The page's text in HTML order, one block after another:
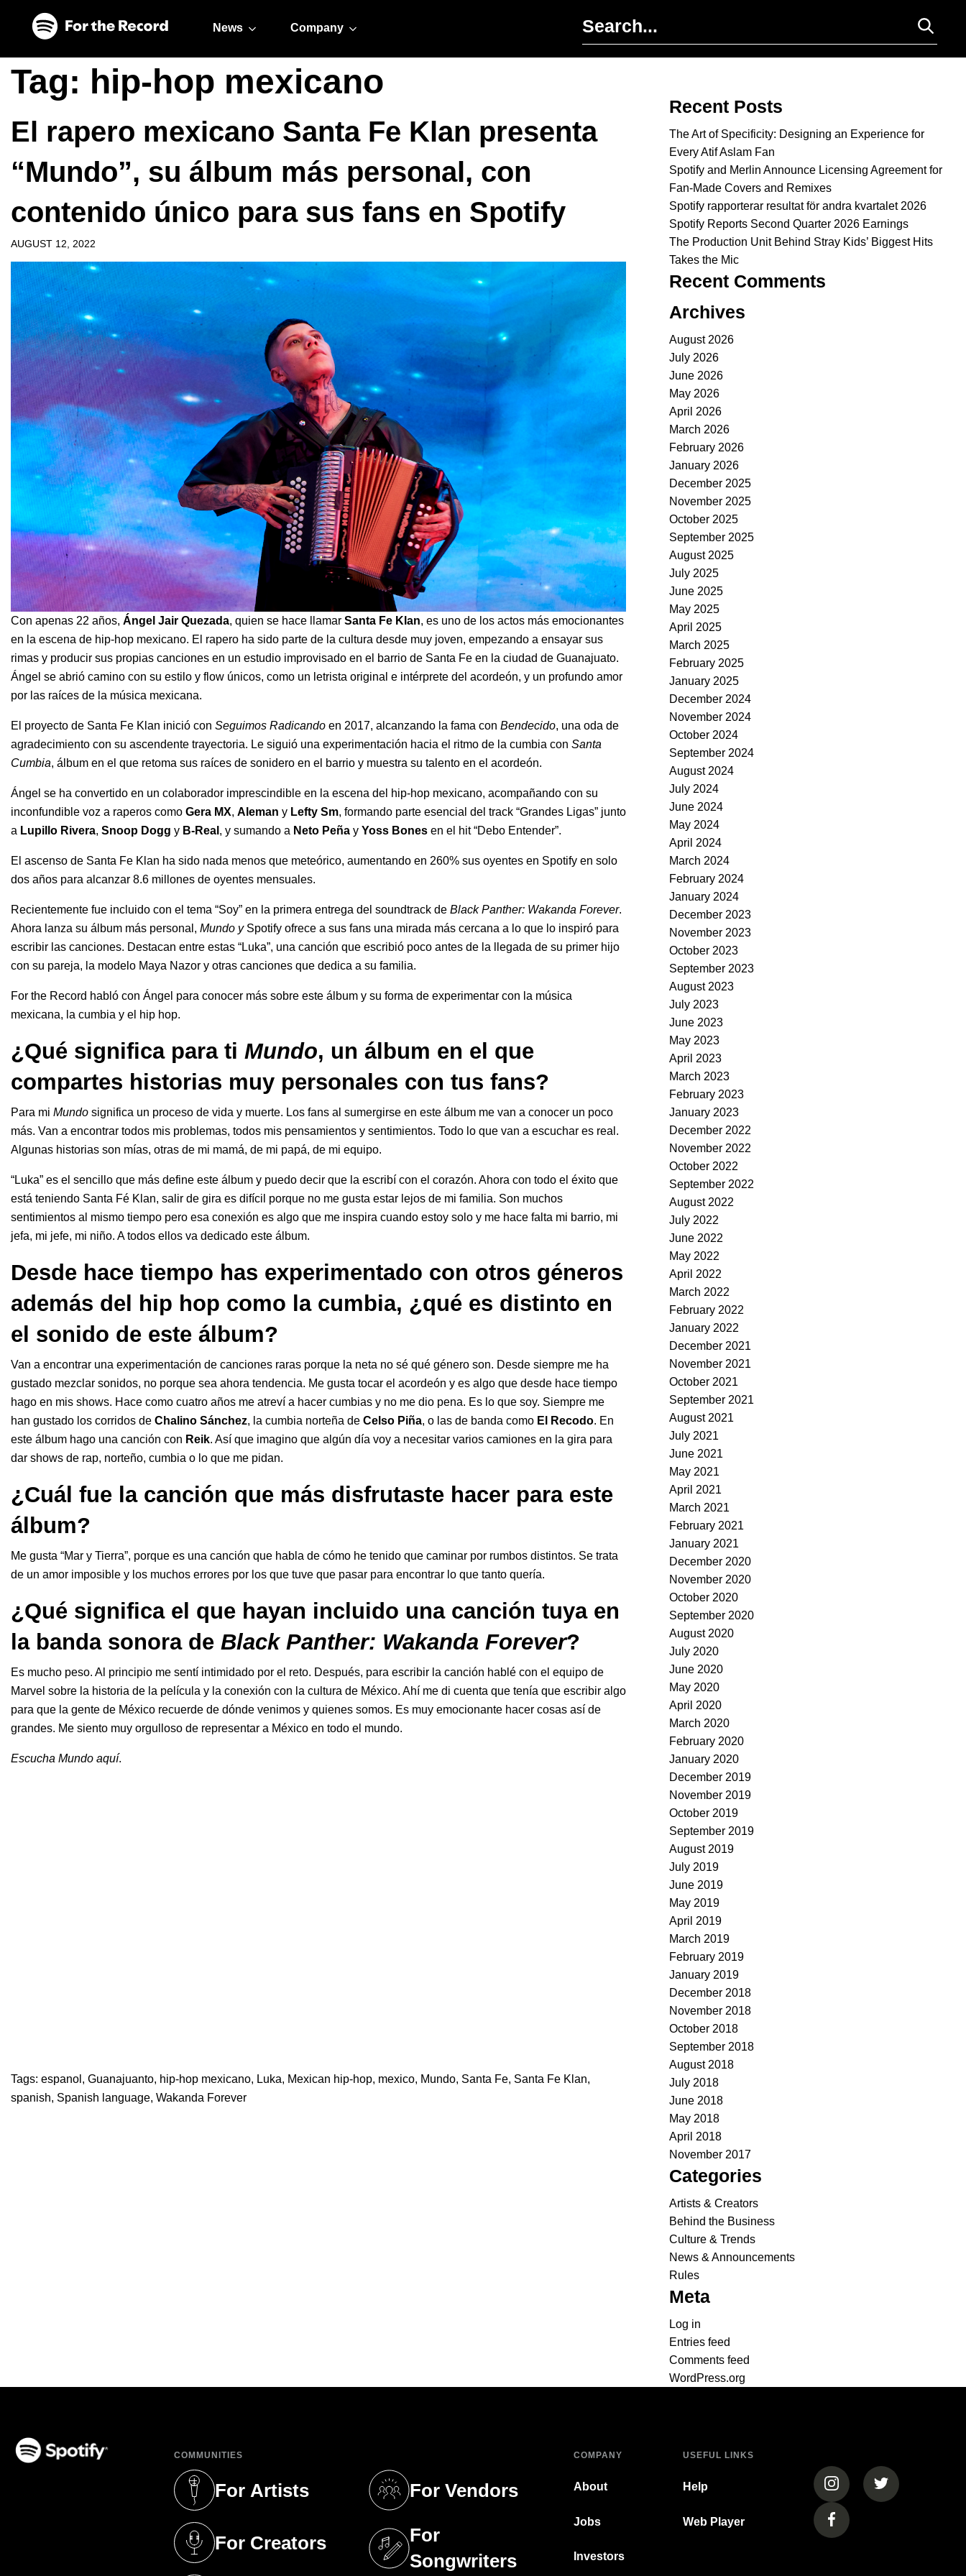
News Company
Tag: hip-hop mexicano
El rapero mexicano Santa Fe Klan presenta
“Mundo”, su álbum más personal, con
contenido único para sus fans en Spotify
AUGUST 12, 2022
Con apenas 22 años, Ángel Jair Quezada, quien se hace llamar Santa Fe Klan, es uno de los actos más emocionantes
en la escena de hip-hop mexicano. El rapero ha sido parte de la cultura desde muy joven, empezando a ensayar sus
rimas y producir sus propias canciones en un estudio improvisado en el barrio de Santa Fe en la ciudad de Guanajuato.
Ángel se abrió camino con su estilo y flow únicos, como un letrista original e intérprete del acordeón, y un profundo amor
por las raíces de la música mexicana.
El proyecto de Santa Fe Klan inició con Seguimos Radicando en 2017, alcanzando la fama con Bendecido, una oda de
agradecimiento con su ascendente trayectoria. Le siguió una experimentación hacia el ritmo de la cumbia con Santa
Cumbia, álbum en el que retoma sus raíces de sonidero en el barrio y muestra su talento en el acordeón.
Ángel se ha convertido en un colaborador imprescindible en la escena del hip-hop mexicano, acompañando con su
inconfundible voz a raperos como Gera MX, Aleman y Lefty Sm, formando parte esencial del track “Grandes Ligas” junto
a Lupillo Rivera, Snoop Dogg y B-Real , y sumando a Neto Peña y Yoss Bones en el hit “Debo Entender”.
El ascenso de Santa Fe Klan ha sido nada menos que meteórico, aumentando en 260% sus oyentes en Spotify en solo
dos años para alcanzar 8.6 millones de oyentes mensuales.
Recientemente fue incluido con el tema “Soy” en la primera entrega del soundtrack de Black Panther: Wakanda Forever.
Ahora lanza su álbum más personal, Mundo y Spotify ofrece a sus fans una mirada más cercana a lo que lo inspiró para
escribir las canciones. Destacan entre estas “Luka”, una canción que escribió poco antes de la llegada de su primer hijo
con su pareja, la modelo Maya Nazor y otras canciones que dedica a su familia.
For the Record habló con Ángel para conocer más sobre este álbum y su forma de experimentar con la música
mexicana, la cumbia y el hip hop.
¿Qué significa para ti Mundo, un álbum en el que
compartes historias muy personales con tus fans?
Para mi Mundo significa un proceso de vida y muerte. Los fans al sumergirse en este álbum me van a conocer un poco
más. Van a encontrar todos mis problemas, todos mis pensamientos y sentimientos. Todo lo que van a escuchar es real.
Algunas historias son mías, otras de mi mamá, de mi papá, de mi equipo.
“Luka” es el sencillo que más define este álbum y puedo decir que la escribí con el corazón. Ahora con todo el éxito que
está teniendo Santa Fé Klan, salir de gira es difícil porque no me gusta estar lejos de mi familia. Son muchos
sentimientos al mismo tiempo pero esa conexión es algo que me inspira cuando estoy solo y me hace falta mi barrio, mi
jefa, mi jefe, mi niño. A todos ellos va dedicado este álbum.
Desde hace tiempo has experimentado con otros géneros
además del hip hop como la cumbia, ¿qué es distinto en
el sonido de este álbum?
Van a encontrar una experimentación de canciones raras porque la neta no sé qué género son. Desde siempre me ha
gustado mezclar sonidos, no porque sea ahora tendencia. Me gusta tocar el acordeón y es algo que desde hace tiempo
hago en mis shows. Hace como cuatro años me atreví a hacer cumbias y no me dio pena. Es lo que soy. Siempre me
han gustado los corridos de Chalino Sánchez, la cumbia norteña de Celso Piña, o las de banda como El Recodo. En
este álbum hago una canción con Reik. Así que imagino que algún día voy a necesitar varios camiones en la gira para
dar shows de rap, norteño, cumbia o lo que me pidan.
¿Cuál fue la canción que más disfrutaste hacer para este
álbum?
Me gusta “Mar y Tierra”, porque es una canción que habla de cómo he tenido que caminar por rumbos distintos. Se trata
de un amor imposible y los muchos errores por los que tuve que pasar para encontrar lo que tanto quería.
¿Qué significa el que hayan incluido una canción tuya en
la banda sonora de Black Panther: Wakanda Forever?
Es mucho peso. Al principio me sentí intimidado por el reto. Después, para escribir la canción hablé con el equipo de
Marvel sobre la historia de la película y la conexión con la cultura de México. Ahí me di cuenta que tenía que escribir algo
para que la gente de México recuerde de dónde venimos y quienes somos. Es muy emocionante hacer cosas así de
grandes. Me siento muy orgulloso de representar a México en todo el mundo.
Escucha Mundo aquí.
Tags: espanol , Guanajuanto, hip-hop mexicano, Luka, Mexican hip-hop, mexico, Mundo, Santa Fe, Santa Fe Klan,
spanish, Spanish language, Wakanda Forever
Recent Posts
The Art of Specificity: Designing an Experience for
Every Atif Aslam Fan
Spotify and Merlin Announce Licensing Agreement for
Fan-Made Covers and Remixes
Spotify rapporterar resultat för andra kvartalet 2026
Spotify Reports Second Quarter 2026 Earnings
The Production Unit Behind Stray Kids’ Biggest Hits
Takes the Mic
Recent Comments
Archives
August 2026
July 2026
June 2026
May 2026
April 2026
March 2026
February 2026
January 2026
December 2025
November 2025
October 2025
September 2025
August 2025
July 2025
June 2025
May 2025
April 2025
March 2025
February 2025
January 2025
December 2024
November 2024
October 2024
September 2024
August 2024
July 2024
June 2024
May 2024
April 2024
March 2024
February 2024
January 2024
December 2023
November 2023
October 2023
September 2023
August 2023
July 2023
June 2023
May 2023
April 2023
March 2023
February 2023
January 2023
December 2022
November 2022
October 2022
September 2022
August 2022
July 2022
June 2022
May 2022
April 2022
March 2022
February 2022
January 2022
December 2021
November 2021
October 2021
September 2021
August 2021
July 2021
June 2021
May 2021
April 2021
March 2021
February 2021
January 2021
December 2020
November 2020
October 2020
September 2020
August 2020
July 2020
June 2020
May 2020
April 2020
March 2020
February 2020
January 2020
December 2019
November 2019
October 2019
September 2019
August 2019
July 2019
June 2019
May 2019
April 2019
March 2019
February 2019
January 2019
December 2018
November 2018
October 2018
September 2018
August 2018
July 2018
June 2018
May 2018
April 2018
November 2017
Categories
Artists & Creators
Behind the Business
Culture & Trends
News & Announcements
Rules
Meta
Log in
Entries feed
Comments feed
WordPress.org
COMMUNITIES
For Artists
(opens in a new tab)
For Creators
(opens in a new tab)
For Vendors
(opens in a new tab)
For
Songwriters
(opens in a new tab)
COMPANY
About
Jobs
Investors
USEFUL LINKS
Help
Web Player
(opens in a new tab)
(opens in a
(opens in a new tab)